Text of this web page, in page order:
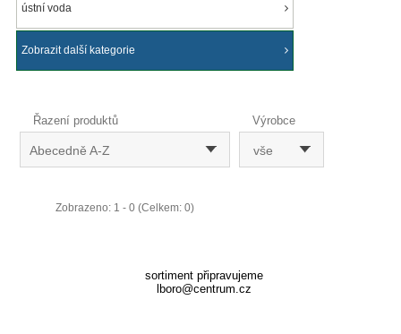
ústní voda
Zobrazit další kategorie
Řazení produktů
Abecedně A-Z
Výrobce
vše
Zobrazeno: 1 - 0 (Celkem: 0)
sortiment připravujeme
lboro@centrum.cz